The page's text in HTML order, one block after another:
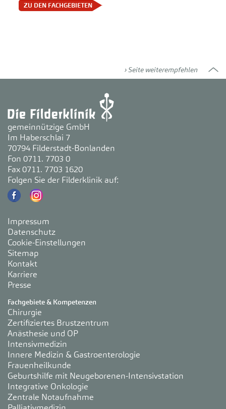
ZU DEN FACHGEBIETEN
Seite weiterempfehlen
gemeinnützige GmbH
Im Haberschlai 7
70794 Filderstadt-Bonlanden
Fon 0711. 7703 0
Fax 0711. 7703 1620
Folgen Sie der Filderklinik auf:
Impressum
Datenschutz
Cookie-Einstellungen
Sitemap
Kontakt
Karriere
Presse
Fachgebiete & Kompetenzen
Chirurgie
Zertifiziertes Brustzentrum
Anästhesie und OP
Intensivmedizin
Innere Medizin & Gastroenterologie
Frauenheilkunde
Geburtshilfe mit Neugeborenen-Intensivstation
Integrative Onkologie
Zentrale Notaufnahme